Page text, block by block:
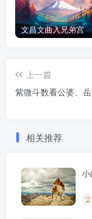
文昌文曲入兄弟宫
上一篇
紫微斗数看公婆、
相关推荐
小